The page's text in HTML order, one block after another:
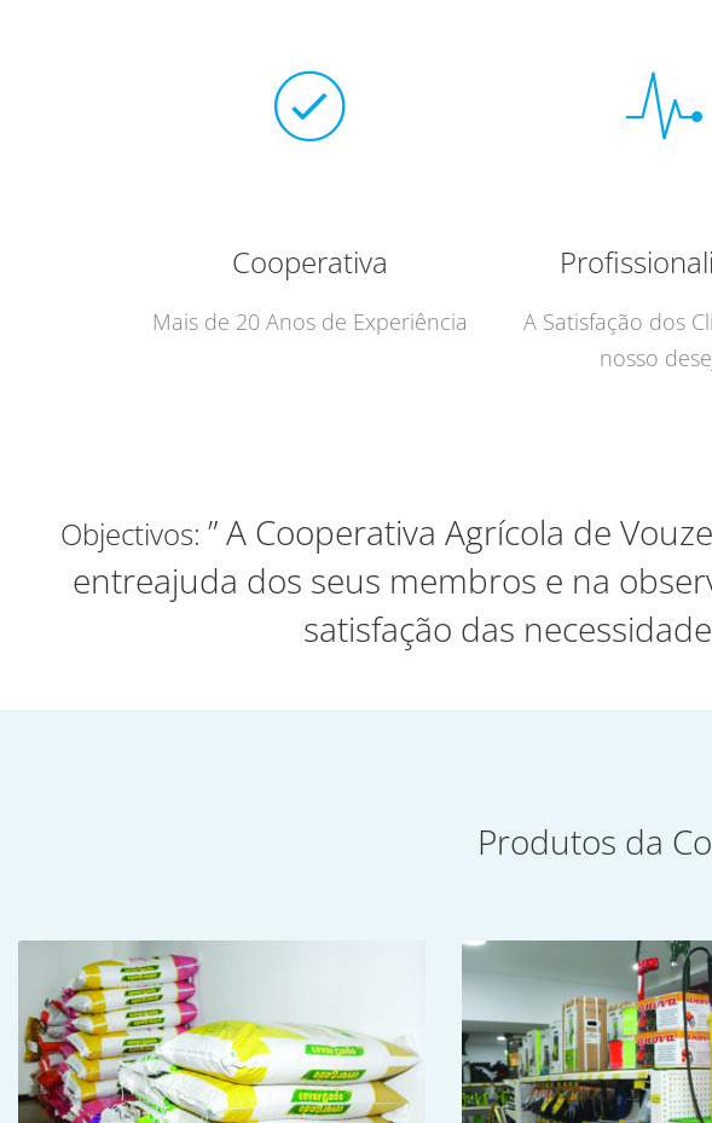
Cooperativa
Mais de 20 Anos de Experiência
A Satisfação dos
nosso
Objectivos: ” A Cooperativa Agrícola de
entreajuda dos seus membros e na
satisfação das
Produtos da